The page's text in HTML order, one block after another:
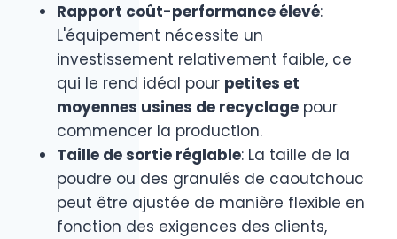
Rapport coût-performance élevé:
L'équipement nécessite un
investissement relativement faible, ce
qui le rend idéal pour petites et
moyennes usines de recyclage pour
commencer la production.
Taille de sortie réglable: La taille de la
poudre ou des granulés de caoutchouc
peut être ajustée de manière flexible en
fonction des exigences des clients,